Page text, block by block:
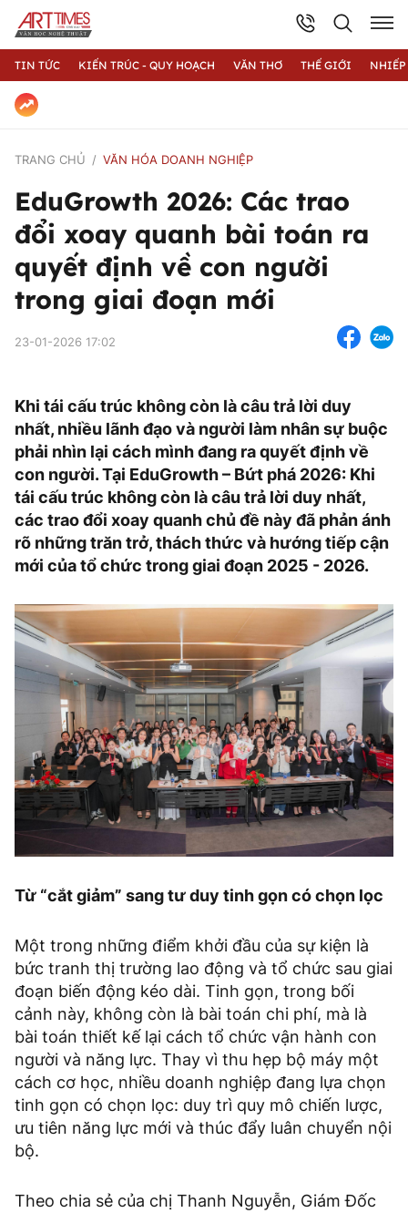
TIN TỨC KIẾN TRÚC - QUY HOẠCH VĂN THƠ THẾ GIỚI
TRANG CHỦ VĂN HÓA DOANH NGHIỆP
EduGrowth 2026: Các trao
đổi xoay quanh bài toán ra
quyết định về con người
trong giai đoạn mới
23-01-2026 17:02
Khi tái cấu trúc không còn là câu trả lời duy
nhất, nhiều lãnh đạo và người làm nhân sự buộc
phải nhìn lại cách mình đang ra quyết định về
con người. Tại EduGrowth – Bứt phá 2026: Khi
tái cấu trúc không còn là câu trả lời duy nhất,
các trao đổi xoay quanh chủ đề này đã phản ánh
rõ những trăn trở, thách thức và hướng tiếp cận
mới của tổ chức trong giai đoạn 2025 - 2026.
Từ “cắt giảm” sang tư duy tinh gọn có chọn lọc
Một trong những điểm khởi đầu của sự kiện là
bức tranh thị trường lao động và tổ chức sau giai
đoạn biến động kéo dài. Tinh gọn, trong bối
cảnh này, không còn là bài toán chi phí, mà là
bài toán thiết kế lại cách tổ chức vận hành con
người và năng lực. Thay vì thu hẹp bộ máy một
cách cơ học, nhiều doanh nghiệp đang lựa chọn
tinh gọn có chọn lọc: duy trì quy mô chiến lược,
ưu tiên năng lực mới và thúc đẩy luân chuyển nội
bộ.
Theo chia sẻ của chị Thanh Nguyễn, Giám Đốc